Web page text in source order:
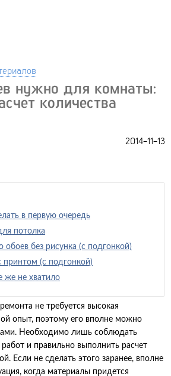
нужно для комнаты:
количества
2014-11-13
в первую очередь
потолка
обоев без рисунка (с подгонкой)
принтом (с подгонкой)
же не хватило
не требуется высокая
опыт, поэтому его вполне можно
Необходимо лишь соблюдать
и правильно выполнить расчет
Если не сделать этого заранее, вполне
когда материалы придется